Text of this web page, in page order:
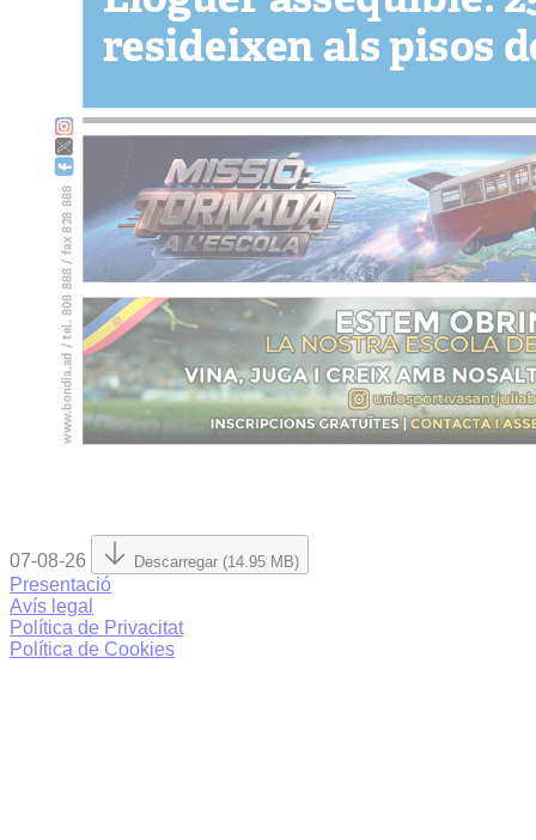
07-08-26 Descarregar (14.95 MB)
Presentació
Avís legal
Política de Privacitat
Política de Cookies